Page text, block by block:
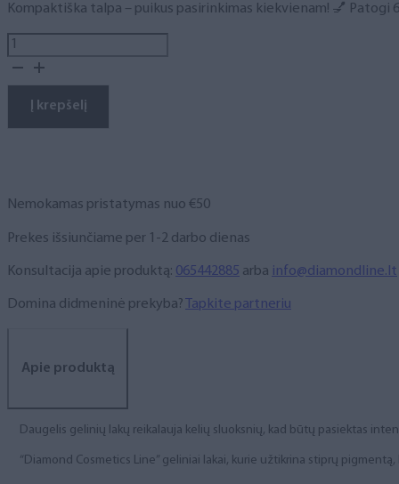
Kompaktiška talpa – puikus pasirinkimas kiekvienam! 💅
produkto
kiekis:
gelinis
lakas,
Į krepšelį
Nemokamas pristatymas nuo €50
Prekes išsiunčiame per 1-2 darbo dienas
Konsultacija apie produktą: 065442885 arba info@diamondline.lt
Domina didmeninė prekyba? Tapkite partneriu
Apie produktą
Daugelis gelinių lakų reikalauja kelių sluoksnių, kad būtų pasiektas
“Diamond Cosmetics Line” geliniai lakai, kurie užtikrina stiprų